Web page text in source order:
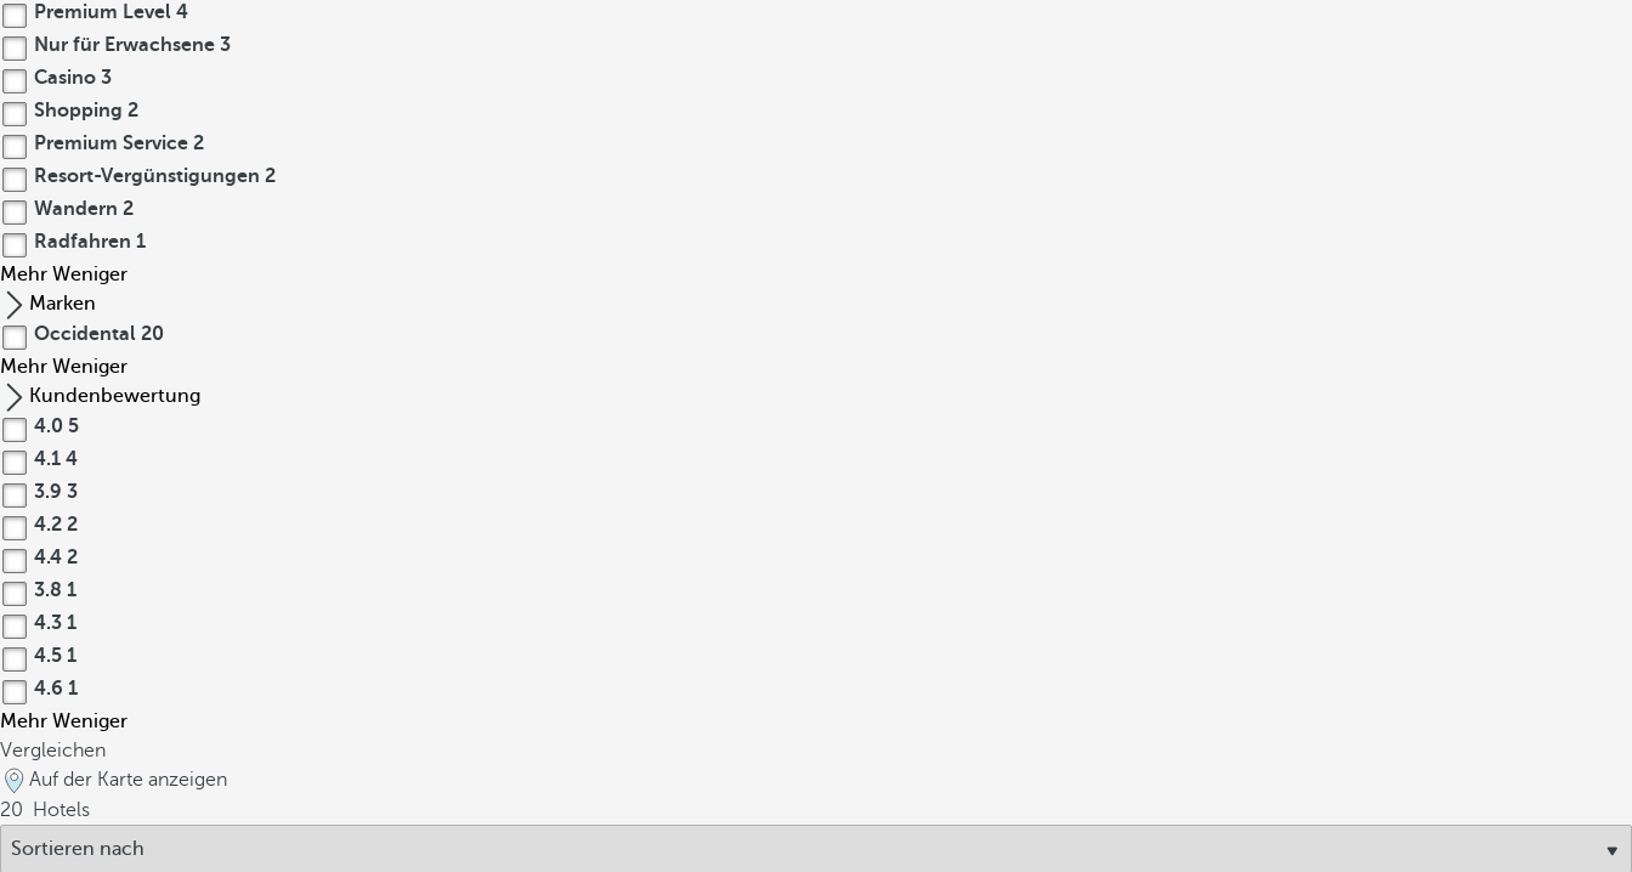
Premium Level 4
Nur für Erwachsene 3
Casino 3
Shopping 2
Premium Service 2
Resort-Vergünstigungen 2
Wandern 2
Radfahren 1
Mehr Weniger
Marken
Occidental 20
Mehr Weniger
Kundenbewertung
4.0 5
4.1 4
3.9 3
4.2 2
4.4 2
3.8 1
4.3 1
4.5 1
4.6 1
Mehr Weniger
Vergleichen
Auf der Karte anzeigen
20
Hotels